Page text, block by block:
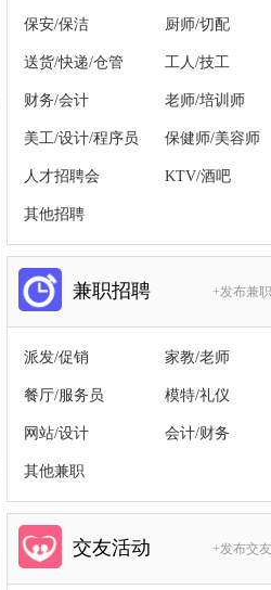
保安/保洁 厨师/切配
送货/快递/仓管 工人/技工
财务/会计 老师/培训师
美工/设计/程序员 保健师/美容师
人才招聘会 KTV/酒吧
其他招聘
兼职招聘 +发布兼
派发/促销 家教/老师
餐厅/服务员 模特/礼仪
网站/设计 会计/财务
其他兼职
交友活动 +发布交